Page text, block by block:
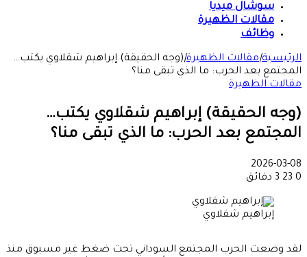
سوشال ميديا
مقالات الظهيرة
وظائف
الرئيسية|مقالات الظهيرة|(وجه الحقيقة) إبراهيم شقلاوي يكتب…
المجتمع بعد الحرب: ما الذي تبقى منا؟
مقالات الظهيرة
(وجه الحقيقة) إبراهيم شقلاوي يكتب…
المجتمع بعد الحرب: ما الذي تبقى منا؟
2026-03-08
0
3 دقائق
إبراهيم شقلاوي
لقد وضعت الحرب المجتمع السوداني تحت ضغط غير مسبوق منذ